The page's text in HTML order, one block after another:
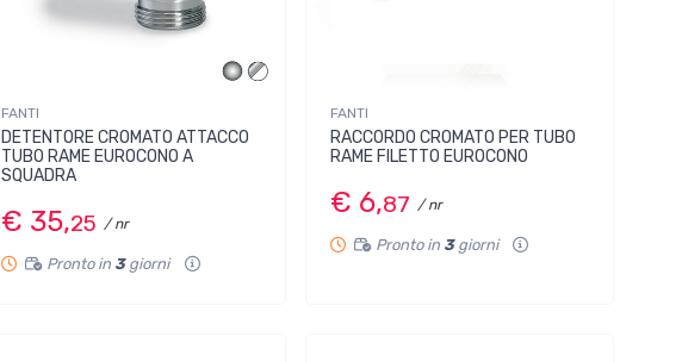
FANTI
DETENTORE CROMATO ATTACCO
TUBO RAME EUROCONO A
SQUADRA
€ 35,25 / nr
Pronto in 3giorni
FANTI
RACCORDO CROMATO PER TUBO
RAME FILETTO EUROCONO
€ 6,87 / nr
Pronto in 3giorni